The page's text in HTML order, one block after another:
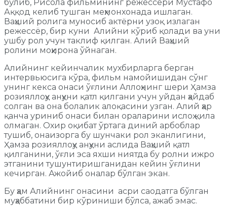
бўлиб, Рисола фильмининг режессёри Мустафо
Аққод келиб тушган меҳмонхонада ишлаган.
Ваҳший ролига муносиб актёрни узоқ излаган
режессёр, бир куни Алийни кўриб қолади ва уни
ушбу рол учун таклиф қилган. Алий Ваҳший
ролини моҳирона ўйнаган.
Алийнинг кейинчалик мухбирларга берган
интервьюсига кўра, фильм намойишидан сўнг
унинг кекса онаси ўғлини Аллоҳнинг шери Ҳамза
розияллоҳу анҳуни қатл қилгани учун уйдан ҳайдаб
солган ва она болалик алоқасини узган. Алий ҳар
қанча уриниб онаси билан ораларини ислоҳ қила
олмаган. Охир оқибат ўртага диний арбоблар
тушиб, онаизорга бу шунчаки рол эканлигини,
Ҳамза розияллоҳу анҳуни аслида Ваҳший қатл
қилганини, ўғли эса яхши ниятда бу ролни ижро
этганини тушунтиришганидан кейин ўғлини
кечирган. Ажойиб оналар бўлган экан.
Бу ҳам Алийнинг онасини асри саодатга бўлган
муҳаббатини бир кўриниши бўлса, ажаб эмас.